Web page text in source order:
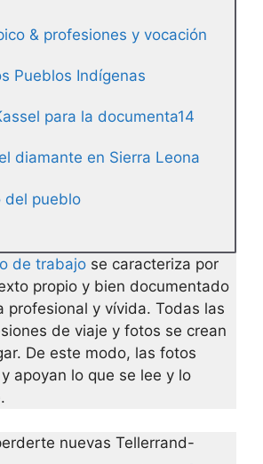
& profesiones y vocación
Pueblos Indígenas
para la documenta14
diamante en Sierra Leona
del pueblo
de trabajo se caracteriza por
propio y bien documentado
profesional y vívida. Todas las
de viaje y fotos se crean
De este modo, las fotos
apoyan lo que se lee y lo
nuevas Tellerrand-